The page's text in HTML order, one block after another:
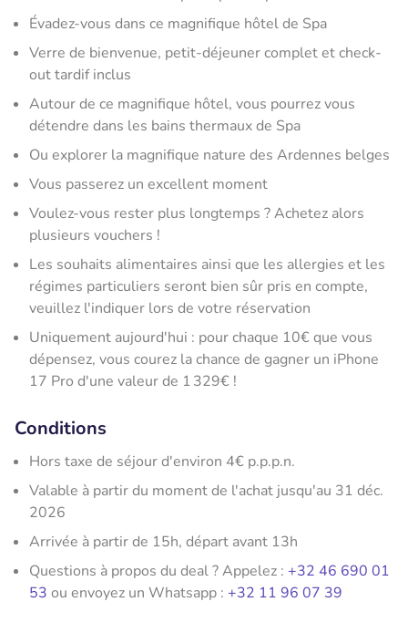
Évadez-vous dans ce magnifique hôtel de Spa
Verre de bienvenue, petit-déjeuner complet et check-
out tardif inclus
Autour de ce magnifique hôtel, vous pourrez vous
détendre dans les bains thermaux de Spa
Ou explorer la magnifique nature des Ardennes belges
Vous passerez un excellent moment
Voulez-vous rester plus longtemps ? Achetez alors
plusieurs vouchers !
Les souhaits alimentaires ainsi que les allergies et les
régimes particuliers seront bien sûr pris en compte,
veuillez l'indiquer lors de votre réservation
Uniquement aujourd'hui : pour chaque 10€ que vous
dépensez, vous courez la chance de gagner un iPhone
17 Pro d'une valeur de 1 329€ !
Conditions
Hors taxe de séjour d'environ 4€ p.p.p.n.
Valable à partir du moment de l'achat jusqu'au 31 déc.
2026
Arrivée à partir de 15h, départ avant 13h
Questions à propos du deal ? Appelez : +32 46 690 01
53 ou envoyez un Whatsapp : +32 11 96 07 39